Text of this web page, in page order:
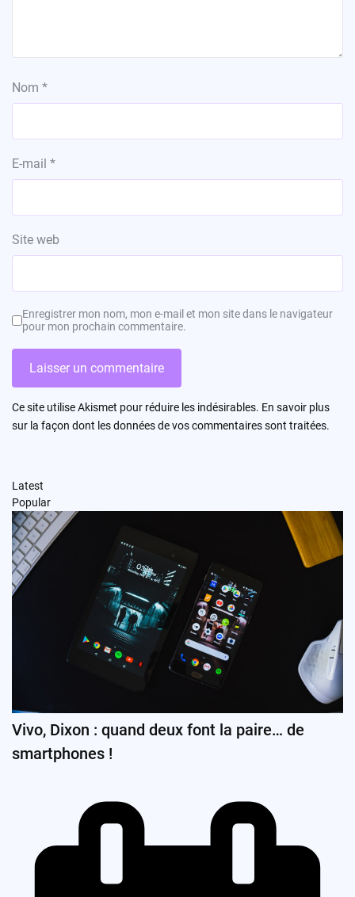
Nom *
E-mail *
Site web
Enregistrer mon nom, mon e-mail et mon site dans le navigateur
pour mon prochain commentaire.
Ce site utilise Akismet pour réduire les indésirables. En savoir plus
sur la façon dont les données de vos commentaires sont traitées.
Latest
Popular
Vivo, Dixon : quand deux font la paire… de
smartphones !